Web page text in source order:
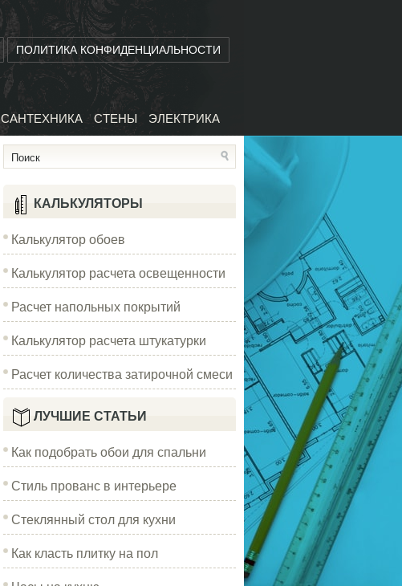
ПОЛИТИКА КОНФИДЕНЦИАЛЬНОСТИ
САНТЕХНИКА СТЕНЫ ЭЛЕКТРИКА
КАЛЬКУЛЯТОРЫ
Калькулятор обоев
Калькулятор расчета освещенности
Расчет напольных покрытий
Калькулятор расчета штукатурки
Расчет количества затирочной смеси
ЛУЧШИЕ СТАТЬИ
Как подобрать обои для спальни
Стиль прованс в интерьере
Стеклянный стол для кухни
Как класть плитку на пол